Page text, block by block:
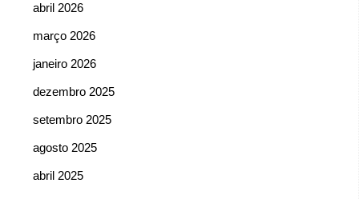
abril 2026
março 2026
janeiro 2026
dezembro 2025
setembro 2025
agosto 2025
abril 2025